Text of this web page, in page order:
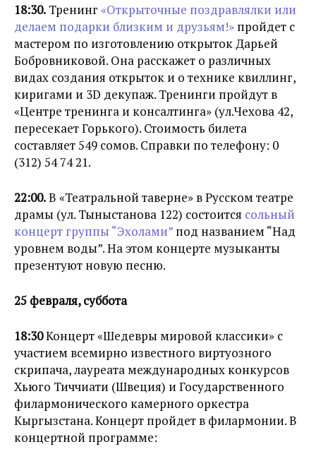
18:30. Тренинг «Открыточные поздравлялки или
делаем подарки близким и друзьям!» пройдет с
мастером по изготовлению открыток Дарьей
Бобровниковой. Она расскажет о различных
видах создания открыток и о технике квиллинг,
киригами и 3D декупаж. Тренинги пройдут в
«Центре тренинга и консалтинга» (ул.Чехова 42,
пересекает Горького). Стоимость билета
составляет 549 сомов. Справки по телефону: 0
(312) 54 74 21.
22:00.В «Театральной таверне» в Русском театре
драмы (ул. Тыныстанова 122) состоится сольный
концерт группы “Эхолами” под названием “Над
уровнем воды”. На этом концерте музыканты
презентуют новую песню.
25 февраля, суббота
18:30Концерт «Шедевры мировой классики» с
участием всемирно известного виртуозного
скрипача, лауреата международных конкурсов
Хьюго Тиччиати (Швеция) и Государственного
филармонического камерного оркестра
Кыргызстана. Концерт пройдет в филармонии. В
концертной программе: